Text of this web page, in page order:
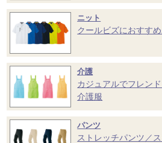
ニット
クールビズにおすす
介護
カジュアルでフレン
介護服
パンツ
ストレッチパンツ／